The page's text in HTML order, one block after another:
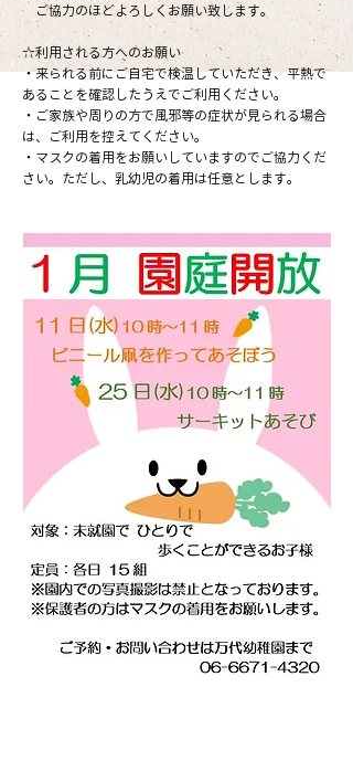
ご協力のほどよろしくお願い致します。
☆利用される方へのお願い
・来られる前にご自宅で検温していただき、平熱で
あることを確認したうえでご利用ください。
・ご家族や周りの方で風邪等の症状が見られる場合
は、ご利用を控えてください。
・マスクの着用をお願いしていますのでご協力くだ
さい。ただし、乳幼児の着用は任意とします。